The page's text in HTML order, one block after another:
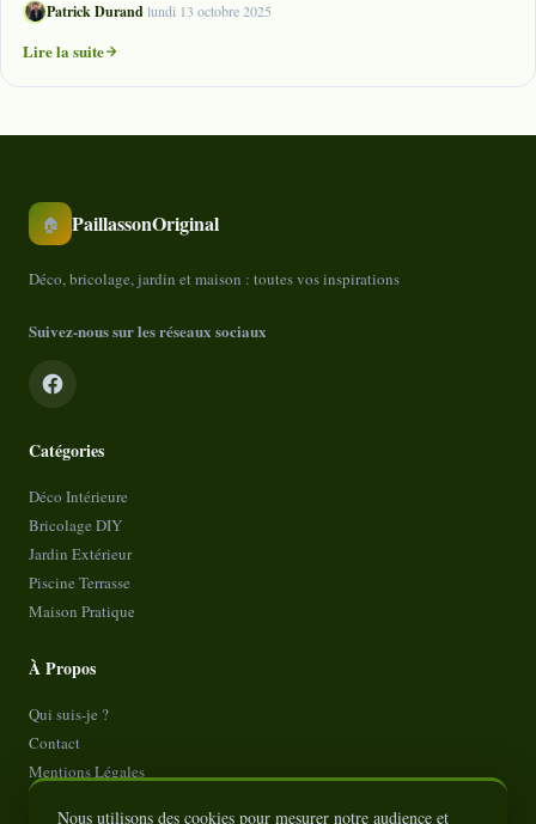
Patrick Durand·lundi 13 octobre 2025
Lire la suite
🏠 PaillassonOriginal
Déco, bricolage, jardin et maison : toutes vos inspirations
Suivez-nous sur les réseaux sociaux
Catégories
Déco Intérieure
Bricolage DIY
Jardin Extérieur
Piscine Terrasse
Maison Pratique
À Propos
Qui suis-je ?
Contact
Mentions Légales
Nous utilisons des cookies pour mesurer notre audience et